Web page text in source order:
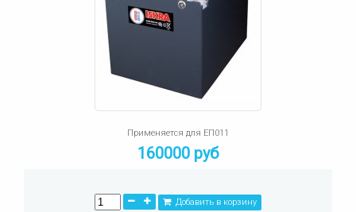
Применяется для ЕП011
160000 руб
Добавить в корзину